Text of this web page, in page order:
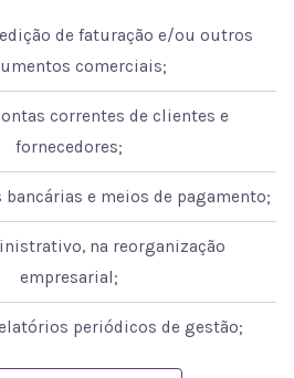
de faturação e/ou outros
comerciais;
correntes de clientes e
fornecedores;
bancárias e meios de pagamento;
na reorganização
empresarial;
periódicos de gestão;